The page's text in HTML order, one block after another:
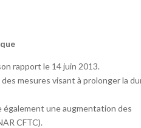
rapport le 14 juin 2013.
mesures visant à prolonger la
également une augmentation des
CFTC).